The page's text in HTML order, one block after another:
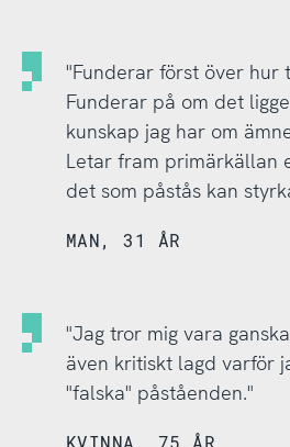
"Funderar först över hur
Funderar på om det
kunskap jag har om
Letar fram primärkällan
det som påstås kan
MAN, 31 ÅR
"Jag tror mig vara
även kritiskt lagd varför
"falska" påståenden."
KVINNA, 75 ÅR